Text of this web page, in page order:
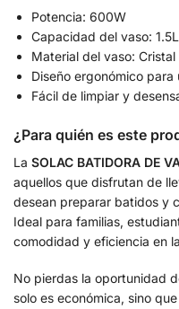
Potencia: 600W
Capacidad del vaso: 1.5L
Material del vaso: Cristal
Diseño ergonómico para
Fácil de limpiar y
¿Para quién es este
La SOLAC BATIDORA DE
aquellos que disfrutan de
desean preparar batidos y
Ideal para familias,
comodidad y eficiencia en
No pierdas la oportunidad
solo es económica, sino